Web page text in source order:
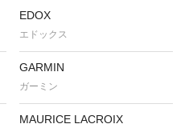
EDOX
エドックス
GARMIN
ガーミン
MAURICE LACROIX